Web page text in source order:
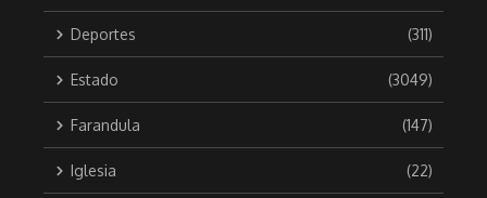
Deportes (311)
Estado (3049)
Farandula (147)
Iglesia (22)